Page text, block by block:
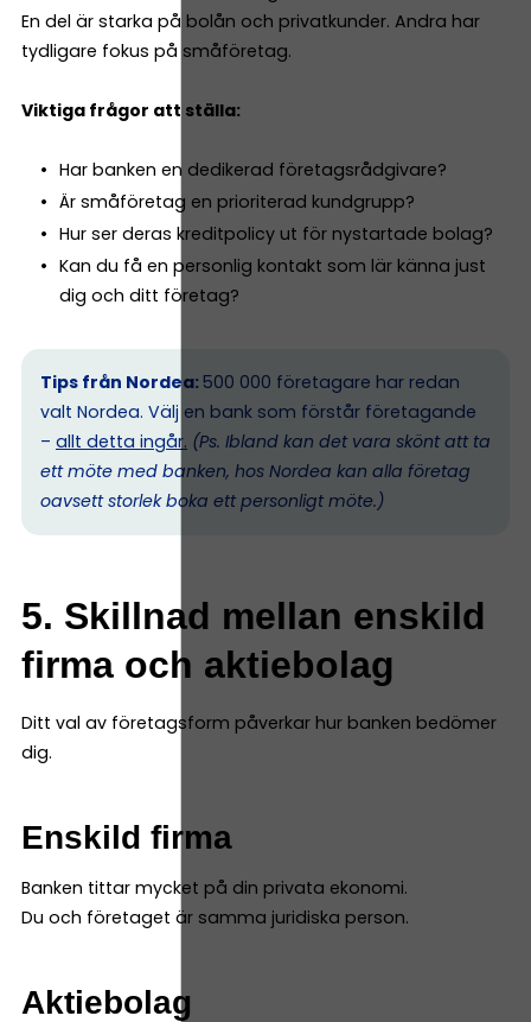
En del är starka på bolån och privatkunder. Andra har
tydligare fokus på småföretag.
Viktiga frågor att ställa:
Har banken en dedikerad företagsrådgivare?
Är småföretag en prioriterad kundgrupp?
Hur ser deras kreditpolicy ut för nystartade bolag?
Kan du få en personlig kontakt som lär känna just
dig och ditt företag?
Tips från Nordea: 500 000 företagare har redan
valt Nordea. Välj en bank som förstår företagande
– allt detta ingår. (Ps. Ibland kan det vara skönt att ta
ett möte med banken, hos Nordea kan alla företag
oavsett storlek boka ett personligt möte.)
5. Skillnad mellan enskild
firma och aktiebolag
Ditt val av företagsform påverkar hur banken bedömer
dig.
Enskild firma
Banken tittar mycket på din privata ekonomi.
Du och företaget är samma juridiska person.
Aktiebolag